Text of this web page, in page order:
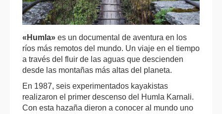
«Humla» es un documental de aventura en los
ríos más remotos del mundo. Un viaje en el tiempo
a través del fluir de las aguas que descienden
desde las montañas más altas del planeta.
En 1987, seis experimentados kayakistas
realizaron el primer descenso del Humla Karnali.
Con esta hazaña dieron a conocer al mundo uno